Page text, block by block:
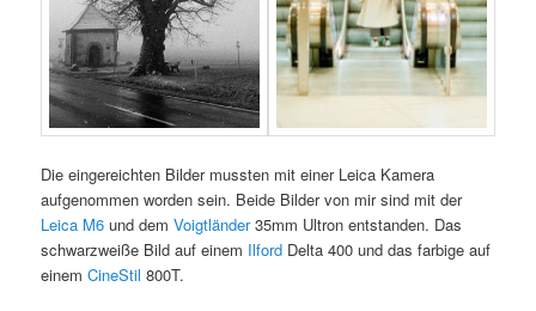
Die eingereichten Bilder mussten mit einer Leica Kamera
aufgenommen worden sein. Beide Bilder von mir sind mit der
Leica M6 und demVoigtländer35mm Ultron entstanden. Das
schwarzweiße Bild auf einem Ilford Delta 400 und das farbige auf
einemCineStil 800T.